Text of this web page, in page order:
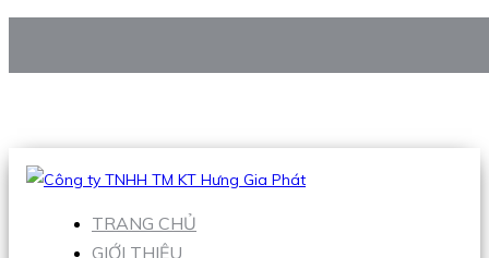
Hotline:0938 906 663
TRANG CHỦ
GIỚI THIỆU